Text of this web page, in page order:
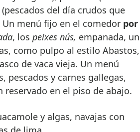
del día crudos que
menú fijo en el comedor por
, los peixes nús, empanada, un
como pulpo al estilo Abastos,
de vaca vieja. Un menú
pescados y carnes gallegas,
en el piso de abajo.
y algas, navajas con